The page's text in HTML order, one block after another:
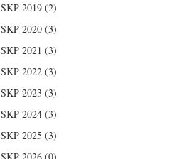
SKP 2019 (2)
SKP 2020 (3)
SKP 2021 (3)
SKP 2022 (3)
SKP 2023 (3)
SKP 2024 (3)
SKP 2025 (3)